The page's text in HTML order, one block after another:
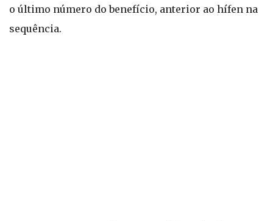
o último número do benefício, anterior ao hífen na
sequência.